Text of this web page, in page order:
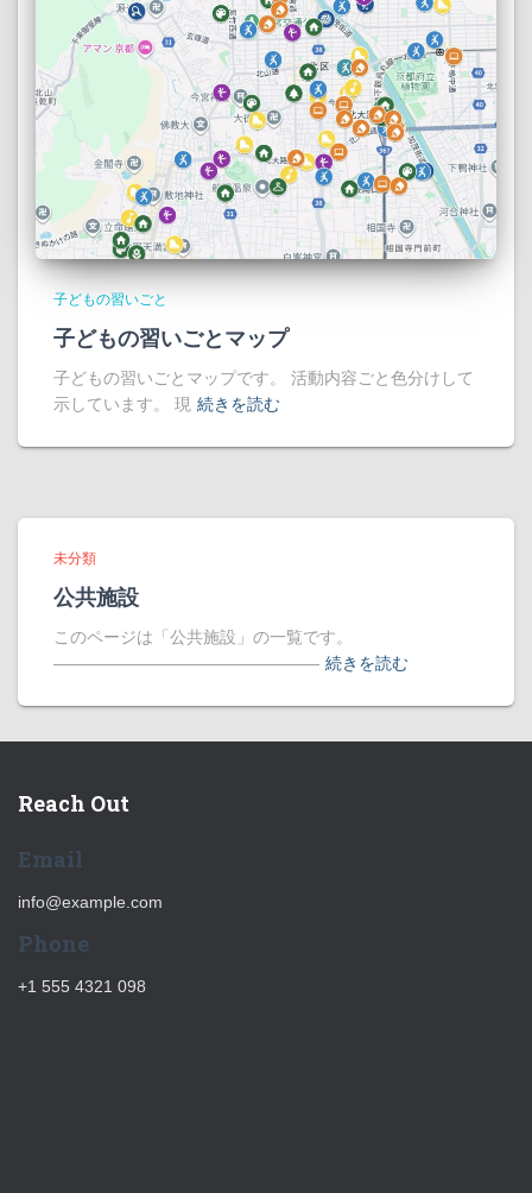
子どもの習いごと
子どもの習いごとマップ
子どもの習いごとマップです。 活動内容ごと色分けして
示しています。 現 続きを読む
未分類
公共施設
このページは「公共施設」の一覧です。
―――――――――――――――― 続きを読む
Reach Out
Email
info@example.com
Phone
+1 555 4321 098